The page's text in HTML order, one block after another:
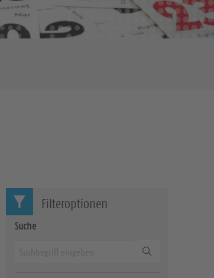
Filteroptionen
Suche